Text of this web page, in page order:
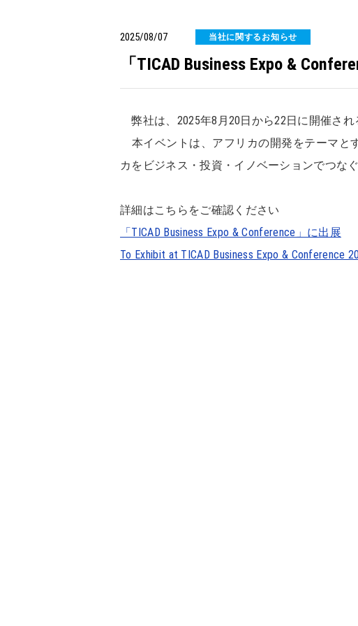
2025/08/07 当社に関するお知らせ
「TICAD Business Expo &
弊社は、2025年8月20日から22日に開催され
本イベントは、アフリカの開発をテーマと
カをビジネス・投資・イノベーションでつな
詳細はこちらをご確認ください
「TICAD Business Expo & Conference」に出展
To Exhibit at TICAD Business Expo & Conference